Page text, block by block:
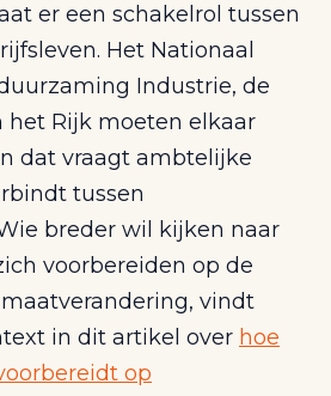
er een schakelrol tussen
Het Nationaal
Industrie, de
het Rijk moeten elkaar
dat vraagt ambtelijke
tussen
breder wil kijken naar
voorbereiden op de
vindt
in dit artikel over hoe
op